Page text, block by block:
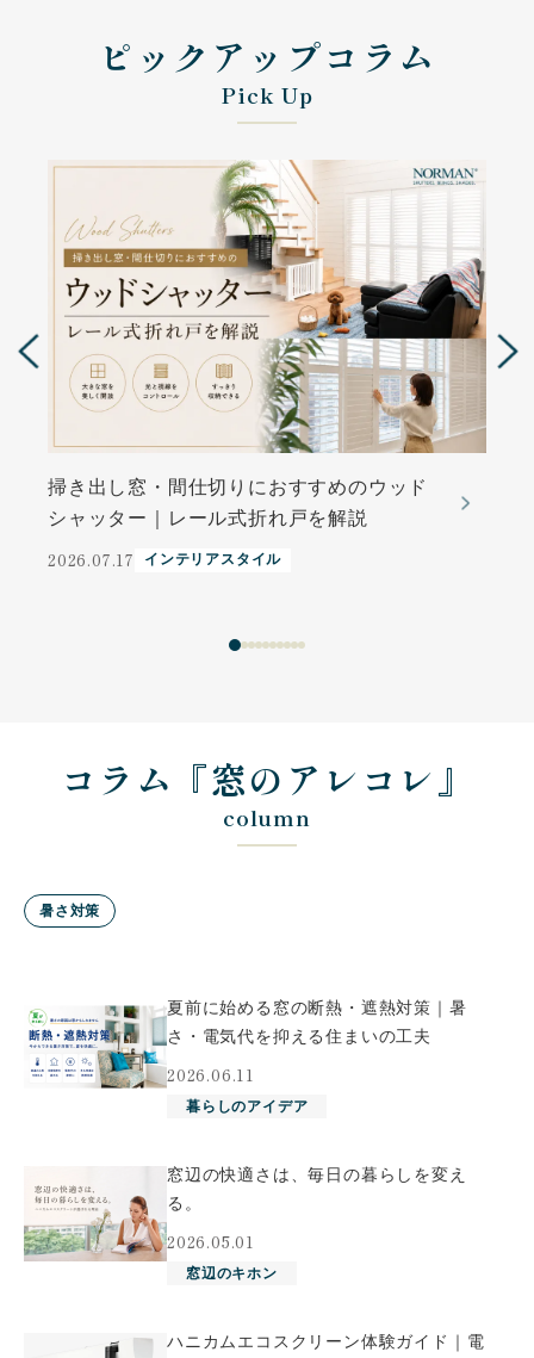
ピックアップコラム
Pick Up
掃き出し窓・間仕切りにおすすめのウッド
シャッター｜レール式折れ戸を解説
2026.07.17 インテリアスタイル
コラム『窓のアレコレ』
column
暑さ対策
夏前に始める窓の断熱・遮熱対策｜暑
さ・電気代を抑える住まいの工夫
2026.06.11
暮らしのアイデア
窓辺の快適さは、毎日の暮らしを変え
る。
2026.05.01
窓辺のキホン
ハニカムエコスクリーン体験ガイド｜電
お客様の実例集 お知らせ